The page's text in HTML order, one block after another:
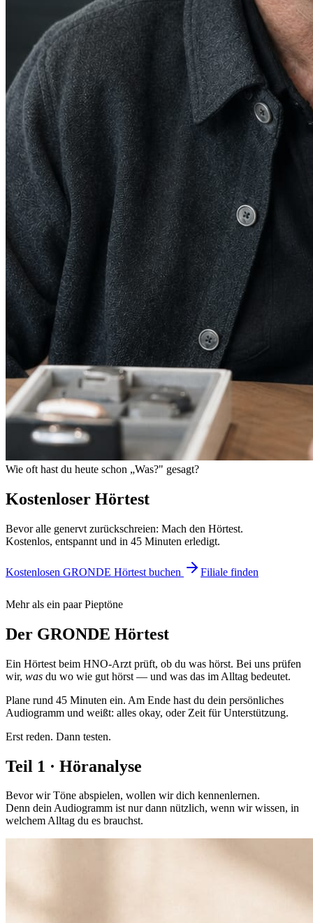
Wie oft hast du heute schon „Was?" gesagt?
Kostenloser Hörtest
Bevor alle genervt zurückschreien: Mach den Hörtest.
Kostenlos, entspannt und in 45 Minuten erledigt.
Kostenlosen GRONDE Hörtest buchen Filiale finden
Mehr als ein paar Pieptöne
Der GRONDE Hörtest
Ein Hörtest beim HNO-Arzt prüft, ob du was hörst. Bei uns prüfen
wir, was du wo wie gut hörst — und was das im Alltag bedeutet.
Plane rund 45 Minuten ein. Am Ende hast du dein persönliches
Audiogramm und weißt: alles okay, oder Zeit für Unterstützung.
Erst reden. Dann testen.
Teil 1 · Höranalyse
Bevor wir Töne abspielen, wollen wir dich kennenlernen.
Denn dein Audiogramm ist nur dann nützlich, wenn wir wissen, in
welchem Alltag du es brauchst.